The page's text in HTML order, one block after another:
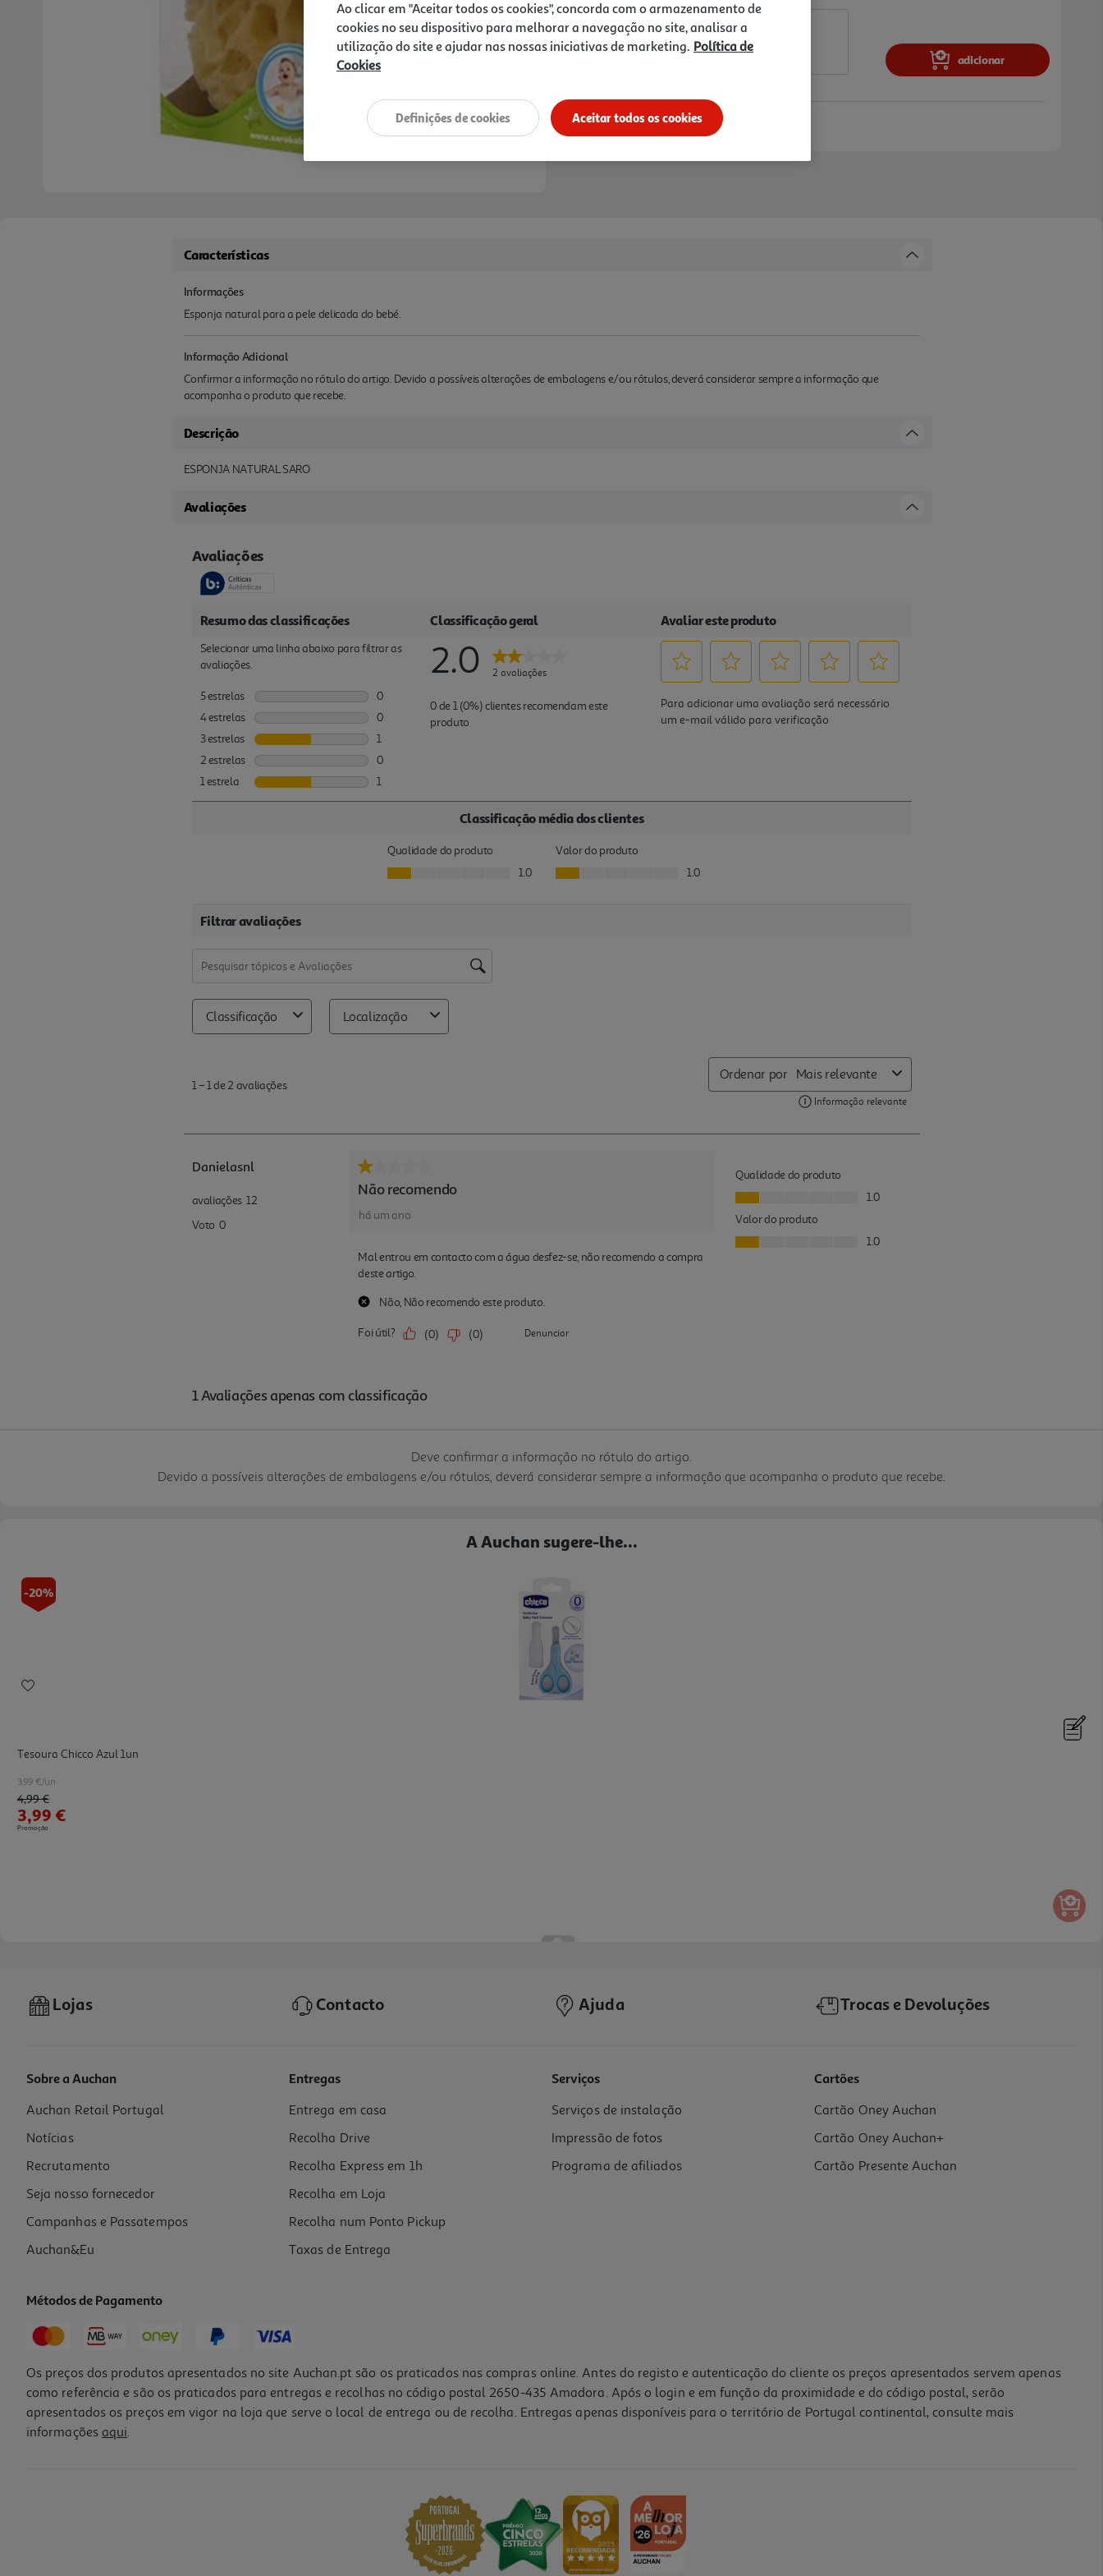
adicionar
Características
Informações
Esponja natural para a pele delicada do bebé.
Informação Adicional
Confirmar a informação no rótulo do artigo. Devido a possíveis alterações de embalagens e/ou rótulos, deverá considerar sempre a informação que
acompanha o produto que recebe.
Descrição
ESPONJA NATURAL SARO
Avaliações
Deve confirmar a informação no rótulo do artigo.
Devido a possíveis alterações de embalagens e/ou rótulos, deverá considerar sempre a informação que acompanha o produto que recebe.
A Auchan sugere-lhe...
-20%
Tesoura Chicco Azul 1un
3.99 €/un
Price reduced from
4,99 €to
3,99 €
Promoção
Esponja Saro Hidrófila 1un
5.02 €/un
5,02 €
Lojas Contacto Ajuda Trocas e Devoluções
Sobre a Auchan
Auchan Retail Portugal
Notícias
Recrutamento
Seja nosso fornecedor
Campanhas e Passatempos
Auchan&Eu
Entregas
Entrega em casa
Recolha Drive
Recolha Express em 1h
Recolha em Loja
Recolha num Ponto Pickup
Taxas de Entrega
Serviços
Serviços de instalação
Impressão de fotos
Programa de afiliados
Cartões
Cartão Oney Auchan
Cartão Oney Auchan+
Cartão Presente Auchan
Métodos de Pagamento
Os preços dos produtos apresentados no site Auchan.pt são os praticados nas compras online. Antes do registo e autenticação do cliente os preços apresentados servem apenas
como referência e são os praticados para entregas e recolhas no código postal 2650-435 Amadora. Após o login e em função da proximidade e do código postal, serão
apresentados os preços em vigor na loja que serve o local de entrega ou de recolha. Entregas apenas disponíveis para o território de Portugal continental, consulte mais
informações aqui.
Ao clicar em "Aceitar todos os cookies", concorda com o armazenamento de
cookies no seu dispositivo para melhorar a navegação no site, analisar a
utilização do site e ajudar nas nossas iniciativas de marketing. Política de
Cookies
Aceitar todos os cookies
Definições de cookies